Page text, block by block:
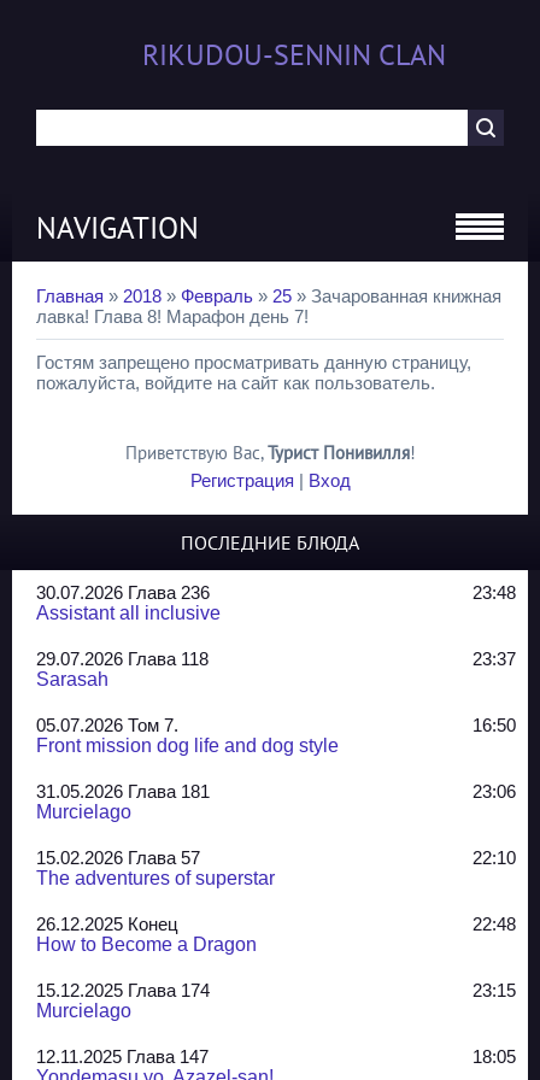
RIKUDOU-SENNIN CLAN
NAVIGATION
Главная » 2018 » Февраль » 25 » Зачарованная книжная
лавка! Глава 8! Марафон день 7!
Гостям запрещено просматривать данную страницу,
пожалуйста, войдите на сайт как пользователь.
Приветствую Вас,Турист Понивилля!
Регистрация | Вход
ПОСЛЕДНИЕ БЛЮДА
30.07.2026 Глава 236
23:48
Assistant all inclusive
29.07.2026 Глава 118
23:37
Sarasah
05.07.2026 Том 7.
16:50
Front mission dog life and dog style
31.05.2026 Глава 181
23:06
Murcielago
15.02.2026 Глава 57
22:10
The adventures of superstar
26.12.2025 Конец
22:48
How to Become a Dragon
15.12.2025 Глава 174
23:15
Murcielago
12.11.2025 Глава 147
18:05